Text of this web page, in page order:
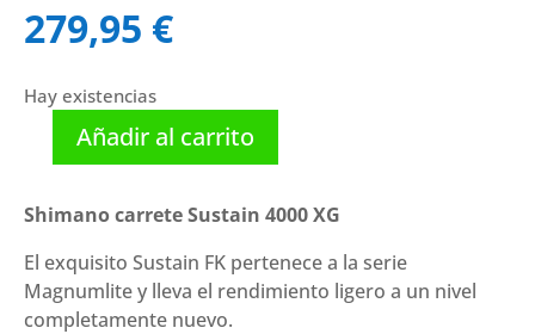
279,95 €
Hay existencias
Shimano
Sustain
XG
cantidad
Añadir al carrito
Shimano carrete Sustain 4000 XG
El exquisito Sustain FK pertenece a la serie
Magnumlite y lleva el rendimiento ligero a un nivel
completamente nuevo.